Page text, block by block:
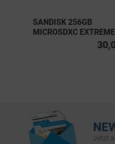
SANDISK 256GB
MICROSDXC EXTREME
PRO UHS-I U3, CLASS
Jetzt